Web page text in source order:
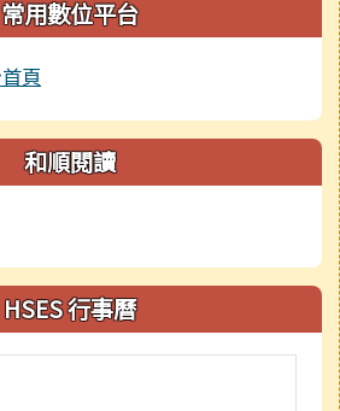
常用數位平台
和順閱讀
HSES 行事曆